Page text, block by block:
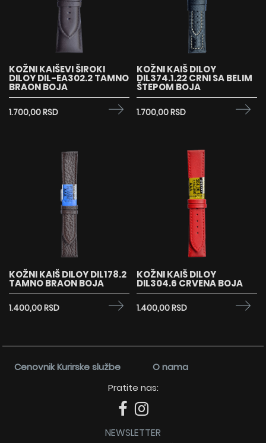
KOŽNI KAIŠEVI ŠIROKI
DILOY DIL-EA302.2 TAMNO
BRAON BOJA
1.700,00 RSD
KOŽNI KAIŠ DILOY
DIL374.1.22 CRNI SA BELIM
ŠTEPOM BOJA
1.700,00 RSD
KOŽNI KAIŠ DILOY DIL178.2
TAMNO BRAON BOJA
1.400,00 RSD
KOŽNI KAIŠ DILOY
DIL304.6 CRVENA BOJA
1.400,00 RSD
Cenovnik Kurirske službe
O nama
Pratite nas:
NEWSLETTER